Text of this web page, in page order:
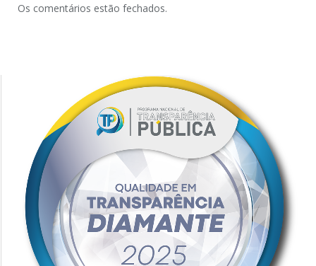
Os comentários estão fechados.